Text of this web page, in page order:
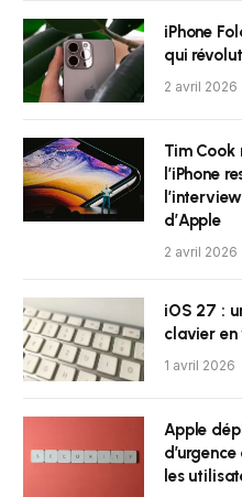
iPhone
qui
2 avril 2026
Tim Cook
l’iPhone
d’Apple
2 avril 2026
iOS 27 :
clavier en
1 avril 2026
Apple
les